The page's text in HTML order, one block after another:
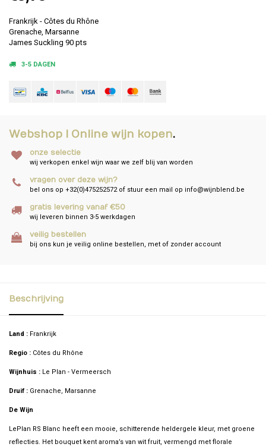
Frankrijk - Côtes du Rhône
Grenache, Marsanne
James Suckling 90 pts
3-5 DAGEN
Webshop I Online wijn kopen.
onze selectie
wij verkopen enkel wijn waar we zelf blij van worden
vragen over deze wijn?
bel ons op +32(0)475252572 of stuur een mail op info@wijnblend.be
gratis levering vanaf €50
wij leveren binnen 3-5 werkdagen
veilig bestellen
bij ons kun je veilig online bestellen, met of zonder account
Beschrijving
Land : Frankrijk
Regio : Côtes du Rhône
Wijnhuis : Le Plan - Vermeersch
Druif : Grenache, Marsanne
De Wijn
LePlan RS Blanc heeft een mooie, schitterende heldergele kleur, met groene
reflecties. Het bouquet kent aroma’s van wit fruit, vermengd met florale